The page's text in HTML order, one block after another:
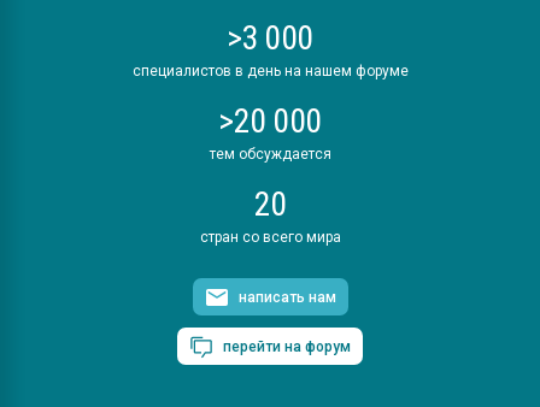
>3 000
специалистов в день на нашем форуме
>20 000
тем обсуждается
20
стран со всего мира
написать нам
перейти на форум